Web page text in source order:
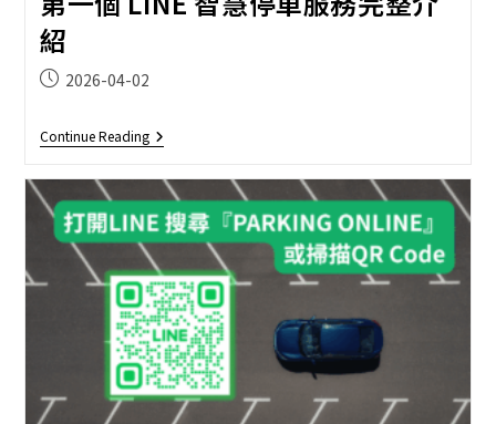
得
紹
Post2026-04-02
Continue ReadingPARKING
ONLINE
什
麼？
台
灣
第
一
個
LINE
智
慧
停
車
服